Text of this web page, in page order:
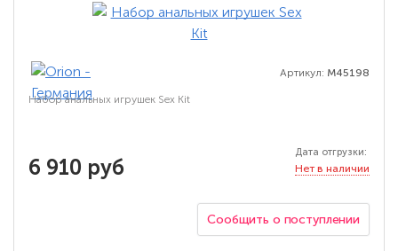
Артикул: M45198
Набор анальных игрушек Sex Kit
6 910 руб
Дата отгрузки:
Нет в наличии
Сообщить о поступлении